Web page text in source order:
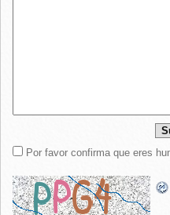
Por favor confirma que eres